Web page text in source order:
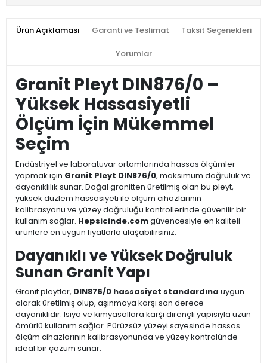
Ürün Açıklaması Garanti ve Teslimat Taksit Seçenekleri
Yorumlar
Granit Pleyt DIN876/0 –
Yüksek Hassasiyetli
Ölçüm İçin Mükemmel
Seçim
Endüstriyel ve laboratuvar ortamlarında hassas ölçümler
yapmak için Granit Pleyt DIN876/0, maksimum doğruluk ve
dayanıklılık sunar. Doğal granitten üretilmiş olan bu pleyt,
yüksek düzlem hassasiyeti ile ölçüm cihazlarının
kalibrasyonu ve yüzey doğruluğu kontrollerinde güvenilir bir
kullanım sağlar. Hepsicinde.comgüvencesiyle en kaliteli
ürünlere en uygun fiyatlarla ulaşabilirsiniz.
Dayanıklı ve Yüksek Doğruluk
Sunan Granit Yapı
Granit pleytler, DIN876/0 hassasiyet standardına uygun
olarak üretilmiş olup, aşınmaya karşı son derece
dayanıklıdır. Isıya ve kimyasallara karşı dirençli yapısıyla uzun
ömürlü kullanım sağlar. Pürüzsüz yüzeyi sayesinde hassas
ölçüm cihazlarının kalibrasyonunda ve yüzey kontrolünde
ideal bir çözüm sunar.